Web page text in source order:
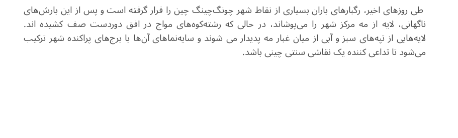
Video
طی روزهای اخیر، رگبارهای باران بسیاری از نقاط شهر چونگ‌چینگ چین را فرار گرفته است و پس از این بارش‌های
ناگهانی، لایه از مه مرکز شهر را می‌پوشاند، در حالی که رشته‌کوه‌های مواج در افق دوردست صف کشیده اند.
لایه‌هایی از تپه‌های سبز و آبی از میان غبار مه پدیدار می شوند و سایه‌نماهای آن‌ها با برج‌های پراکنده شهر ترکیب
می‌شود تا تداعی کننده یک نقاشی سنتی چینی باشد.